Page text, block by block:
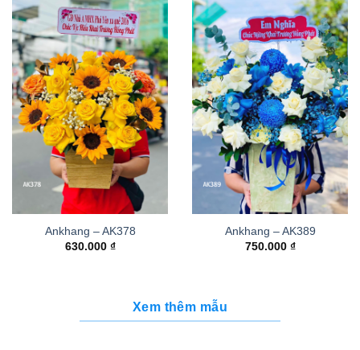
Ankhang – AK378
630.000 ₫
Ankhang – AK389
750.000 ₫
Xem thêm mẫu